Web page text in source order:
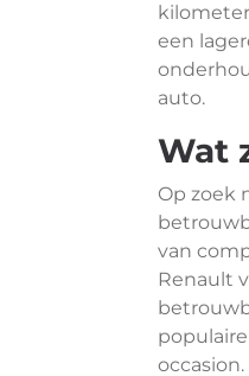
een
auto.
Wat
Op zoek
van
Renault
occasion.